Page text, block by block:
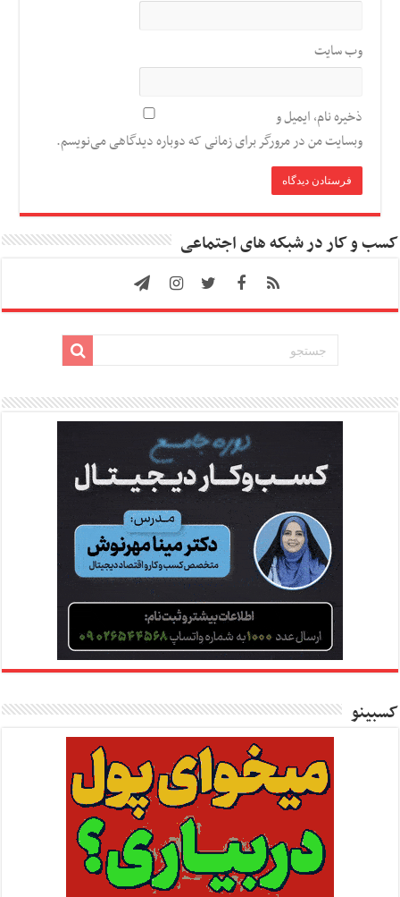
وب‌ سایت
ذخیره نام، ایمیل و
وبسایت من در مرورگر برای زمانی که دوباره دیدگاهی می‌نویسم.
کسب و کار در شبکه های اجتماعی
کسبینو